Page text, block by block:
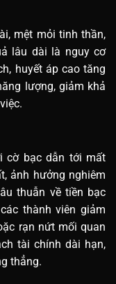
mệt mỏi tinh thần,
lâu dài là nguy cơ
huyết áp cao tăng
lượng, giảm khả
cờ bạc dẫn tới mất
ảnh hưởng nghiêm
thuẫn về tiền bạc
thành viên giảm
rạn nứt mối quan
tài chính dài hạn,
thẳng.